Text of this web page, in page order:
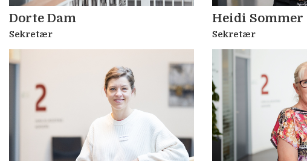
Dorte Dam
Sekretær
Heidi Sommer
Sekretær